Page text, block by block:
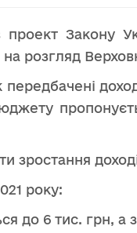
проект
розгляд
зростання
року:
до 6 тис. грн, а